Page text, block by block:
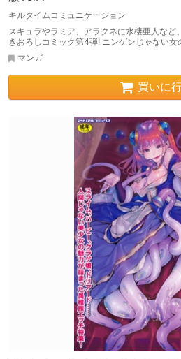
キルタイムコミュニケーション
スキュラやラミア、アラクネに水棲亜人な
きおろしコミック第4弾! ニンゲンじゃない
マンガ
買いに